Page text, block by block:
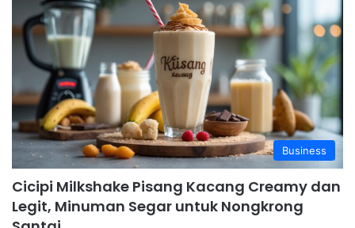
Business
Cicipi Milkshake Pisang Kacang Creamy dan
Legit, Minuman Segar untuk Nongkrong